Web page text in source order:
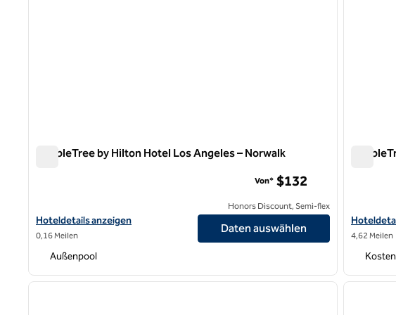
DoubleTree by Hilton Hotel Los Angeles – Norwalk
Hoteldetails für DoubleTree by Hilton Hotel Los Angeles – Norwalk anzeigen
Hoteldetails anzeigen
0,16 Meilen
Von* $132
Honors Discount, Semi-flex
Daten auswählen
Außenpool
4,62 Meilen
1 von 12
nächstes Bild
1 von 8